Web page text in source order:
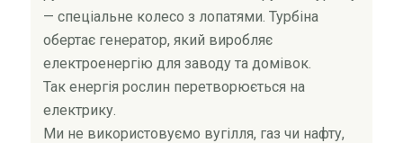
— спеціальне колесо з лопатями. Турбіна
обертає генератор, який виробляє
електроенергію для заводу та домівок.
Так енергія рослин перетворюється на
електрику.
Ми не використовуємо вугілля, газ чи нафту,